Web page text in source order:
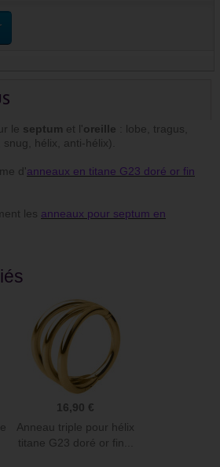
le septum et l'oreille : lobe, tragus,
hélix, anti-hélix).
d'anneaux en titane G23 doré or fin
les anneaux pour septum en
16,90 €
Anneau triple pour hélix
titane G23 doré or fin...